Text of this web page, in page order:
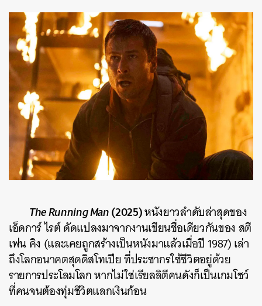
The Running Man(2025)หนังยาวลำดับล่าสุดของ
เอ็ดการ์ ไรต์ ดัดแปลงมาจากงานเขียนชื่อเดียวกันของ สตี
เฟน คิง (และเคยถูกสร้างเป็นหนังมาแล้วเมื่อปี 1987) เล่า
ถึงโลกอนาคตสุดดิสโทเปีย ที่ประชากรใช้ชีวิตอยู่ด้วย
รายการประโลมโลก หากไม่ใช่เรียลลิตีคนดังก็เป็นเกมโชว์
ที่คนจนต้องทุ่มชีวิตแลกเงินก้อน